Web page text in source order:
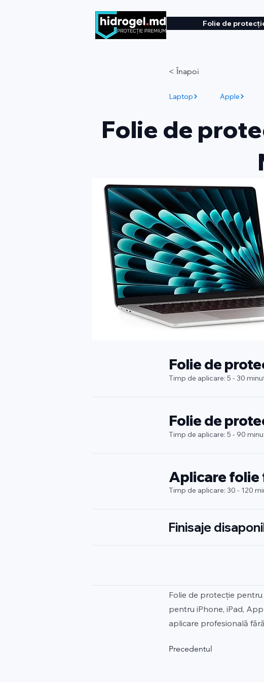
Folie de
< Înapoi
Laptop Apple
Folie de
Folie de
Timp de aplicare: 5 - 30
Folie de
Timp de aplicare: 5 - 90
Aplicare folie
Timp de aplicare: 30 - 120
Finisaje
Folie de protecție
pentru iPhone, iPad,
aplicare profesională
Precedentul